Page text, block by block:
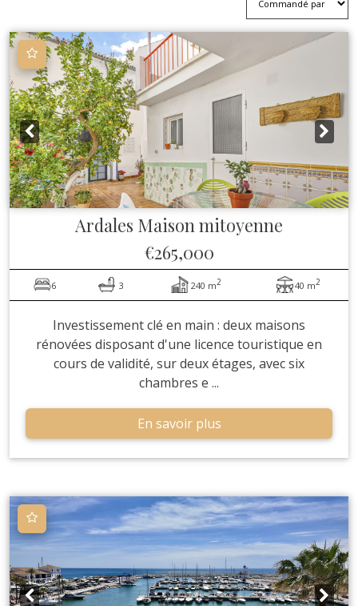
Ardales Maison mitoyenne
€265,000
6 3 240 m2 40 m2
Investissement clé en main : deux maisons
rénovées disposant d'une licence touristique en
cours de validité, sur deux étages, avec six
chambres e ...
En savoir plus